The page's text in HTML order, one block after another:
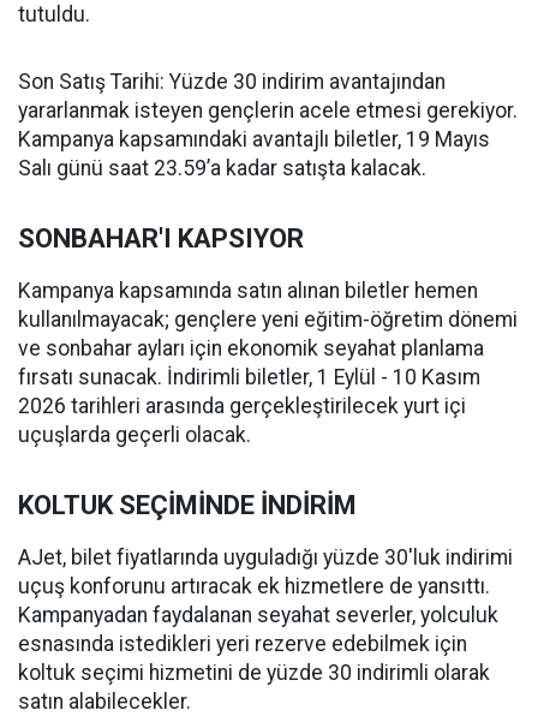
tutuldu.
Son Satış Tarihi: Yüzde 30 indirim avantajından
yararlanmak isteyen gençlerin acele etmesi gerekiyor.
Kampanya kapsamındaki avantajlı biletler, 19 Mayıs
Salı günü saat 23.59’a kadar satışta kalacak.
SONBAHAR'I KAPSIYOR
Kampanya kapsamında satın alınan biletler hemen
kullanılmayacak; gençlere yeni eğitim-öğretim dönemi
ve sonbahar ayları için ekonomik seyahat planlama
fırsatı sunacak. İndirimli biletler, 1 Eylül - 10 Kasım
2026 tarihleri arasında gerçekleştirilecek yurt içi
uçuşlarda geçerli olacak.
KOLTUK SEÇİMİNDE İNDİRİM
AJet, bilet fiyatlarında uyguladığı yüzde 30'luk indirimi
uçuş konforunu artıracak ek hizmetlere de yansıttı.
Kampanyadan faydalanan seyahat severler, yolculuk
esnasında istedikleri yeri rezerve edebilmek için
koltuk seçimi hizmetini de yüzde 30 indirimli olarak
satın alabilecekler.